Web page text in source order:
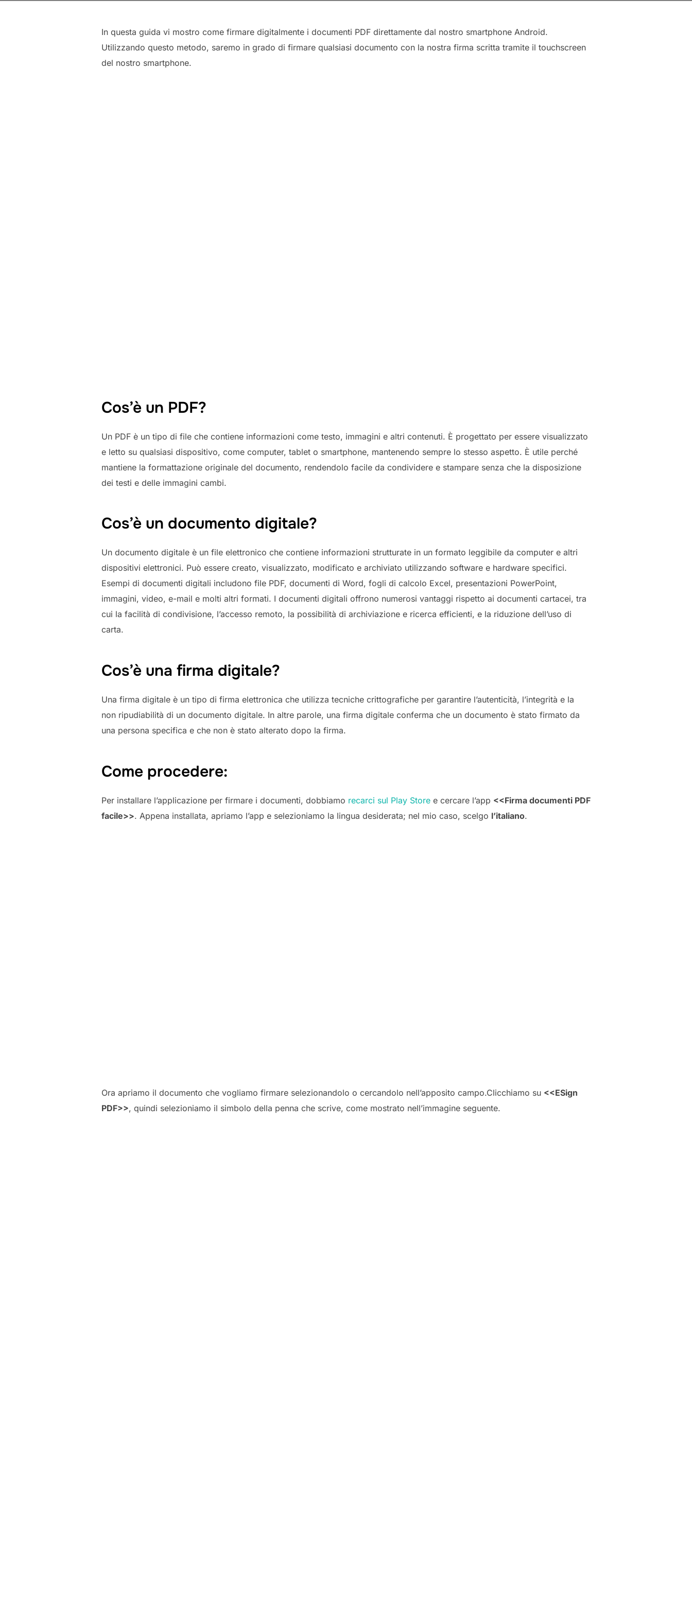
In questa guida vi mostro come firmare digitalmente i documenti PDF direttamente dal nostro smartphone Android.
Utilizzando questo metodo, saremo in grado di firmare qualsiasi documento con la nostra firma scritta tramite il touchscreen
del nostro smartphone.
Cos’è un PDF?
Un PDF è un tipo di file che contiene informazioni come testo, immagini e altri contenuti. È progettato per essere visualizzato
e letto su qualsiasi dispositivo, come computer, tablet o smartphone, mantenendo sempre lo stesso aspetto. È utile perché
mantiene la formattazione originale del documento, rendendolo facile da condividere e stampare senza che la disposizione
dei testi e delle immagini cambi.
Cos’è un documento digitale?
Un documento digitale è un file elettronico che contiene informazioni strutturate in un formato leggibile da computer e altri
dispositivi elettronici. Può essere creato, visualizzato, modificato e archiviato utilizzando software e hardware specifici.
Esempi di documenti digitali includono file PDF, documenti di Word, fogli di calcolo Excel, presentazioni PowerPoint,
immagini, video, e-mail e molti altri formati. I documenti digitali offrono numerosi vantaggi rispetto ai documenti cartacei, tra
cui la facilità di condivisione, l’accesso remoto, la possibilità di archiviazione e ricerca efficienti, e la riduzione dell’uso di
carta.
Cos’è una firma digitale?
Una firma digitale è un tipo di firma elettronica che utilizza tecniche crittografiche per garantire l’autenticità, l’integrità e la
non ripudiabilità di un documento digitale. In altre parole, una firma digitale conferma che un documento è stato firmato da
una persona specifica e che non è stato alterato dopo la firma.
Come procedere:
Per installare l’applicazione per firmare i documenti, dobbiamo recarci sul Play Store e cercare l’app <<Firma documenti PDF
facile>>. Appena installata, apriamo l’app e selezioniamo la lingua desiderata; nel mio caso, scelgo l’italiano.
Ora apriamo il documento che vogliamo firmare selezionandolo o cercandolo nell’apposito campo.Clicchiamo su <<ESign
PDF>>, quindi selezioniamo il simbolo della penna che scrive, come mostrato nell’immagine seguente.